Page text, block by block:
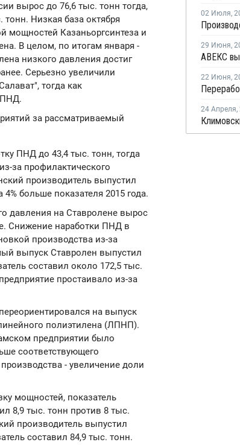
вырос до 76,6 тыс. тонн тогда,
тонн. Низкая база октября
мощностей Казаньоргсинтеза и
В целом, по итогам января -
низкого давления достиг
Серьезно увеличили
тогда как
ПНД.
за рассматриваемый
ПНД до 43,4 тыс. тонн, тогда
за профилактического
производитель выпустил
больше показателя 2015 года.
давления на Ставролене вырос
Снижение наработки ПНД в
производства из-за
выпуск Ставролен выпустил
составил около 172,5 тыс.
простаивало из-за
на выпуск
полиэтилена (ЛПНП).
предприятии было
соответствующего
- увеличение доли
мощностей, показатель
8,9 тыс. тонн против 8 тыс.
производитель выпустил
составил 84,9 тыс. тонн.
02 Июля,
29 Июня,
22 Июня,
24 Апреля,